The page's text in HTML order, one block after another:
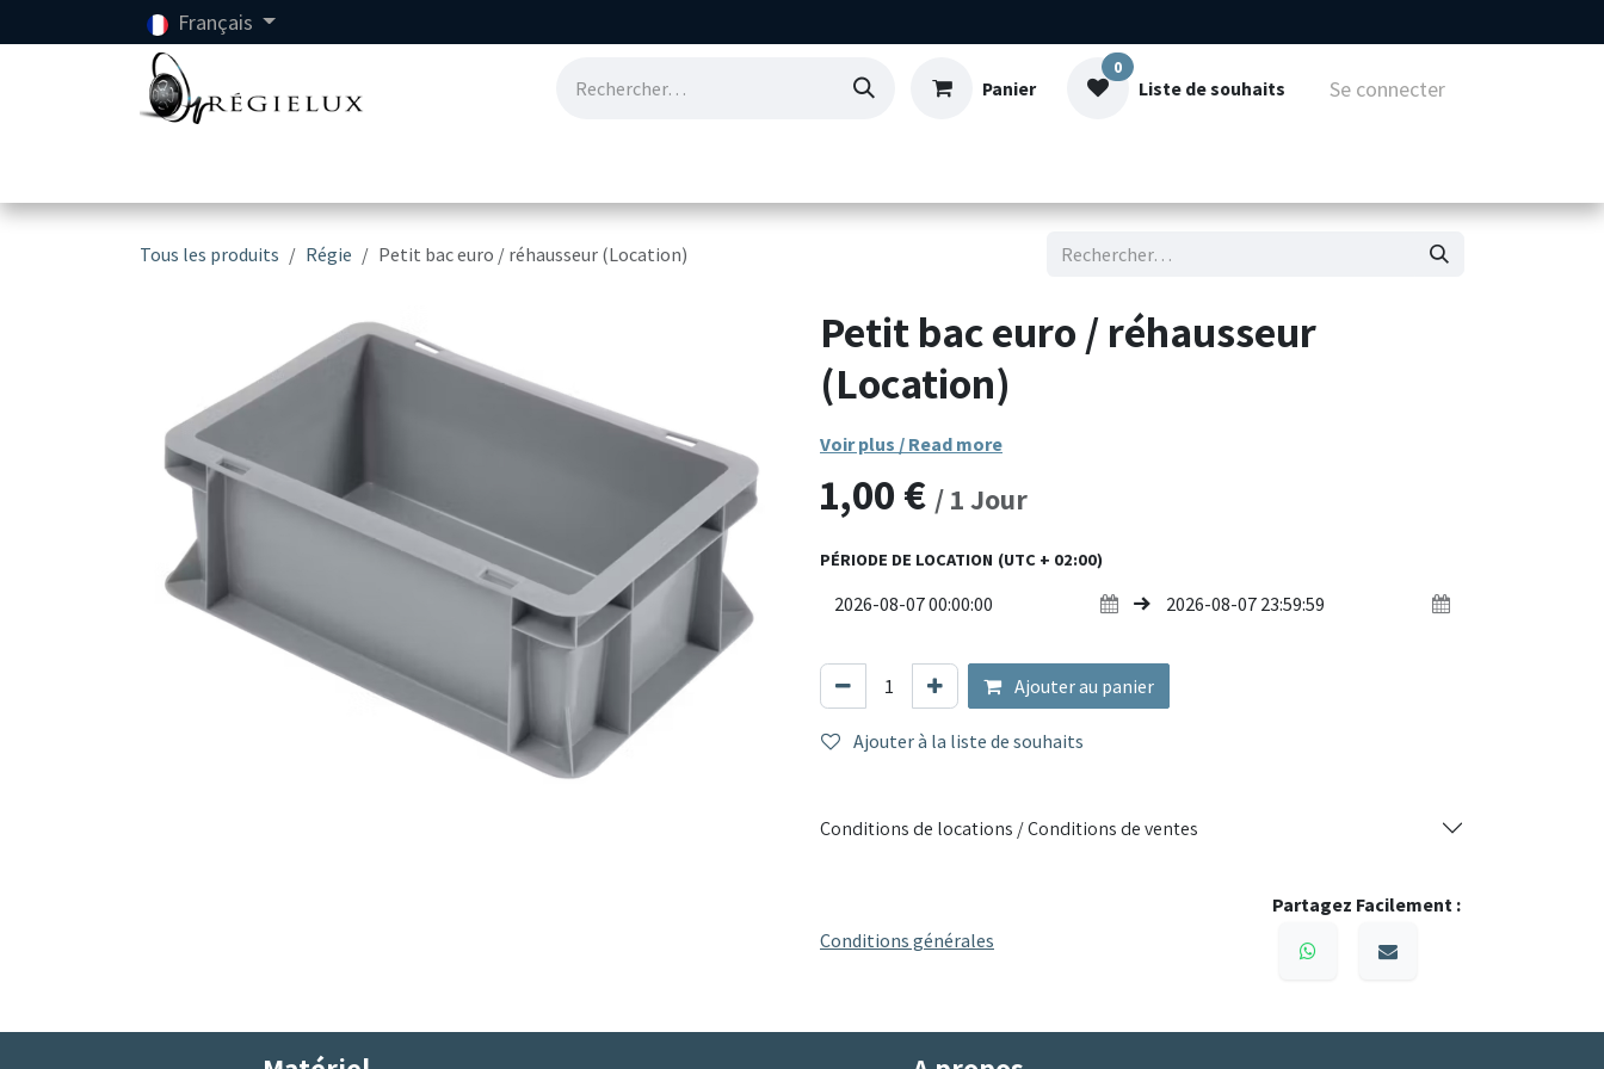
Se rendre au contenu Français
Panier
0
Liste de souhaits Se connecter
Tous les produits Régie Petit bac euro / réhausseur (Location)
Petit bac euro / réhausseur
(Location)
Voir plus / Read more
1,00€ /1Jour
PÉRIODE DE LOCATION (UTC + 02:00)
Ajouter au panier
Ajouter à la liste de souhaits
Conditions de locations / Conditions de ventes
Conditions générales
Partagez Facilement :